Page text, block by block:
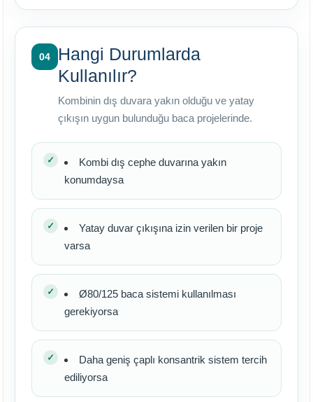
04
Hangi Durumlarda
Kullanılır?
Kombinin dış duvara yakın olduğu ve yatay
çıkışın uygun bulunduğu baca projelerinde.
Kombi dış cephe duvarına yakın
konumdaysa
Yatay duvar çıkışına izin verilen bir proje
varsa
Ø80/125 baca sistemi kullanılması
gerekiyorsa
Daha geniş çaplı konsantrik sistem tercih
ediliyorsa